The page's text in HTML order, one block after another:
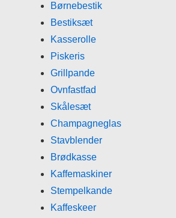
Børnebestik
Bestiksæt
Kasserolle
Piskeris
Grillpande
Ovnfastfad
Skålesæt
Champagneglas
Stavblender
Brødkasse
Kaffemaskiner
Stempelkande
Kaffeskeer